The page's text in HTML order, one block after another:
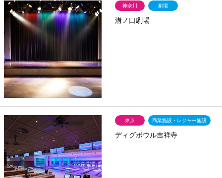
神奈川 劇場
溝ノ口劇場
東京 商業施設・レジャー施設
ディグボウル吉祥寺